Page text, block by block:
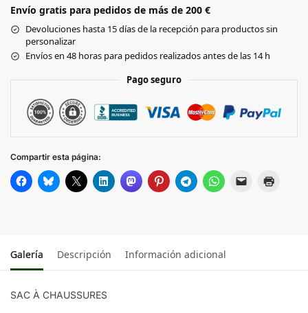
Envío gratis para pedidos de más de 200 €
Devoluciones hasta 15 días de la recepción para productos sin
personalizar
Envíos en 48 horas para pedidos realizados antes de las 14 h
Pago seguro
Compartir esta página:
Galería Descripción Información adicional
SAC À CHAUSSURES